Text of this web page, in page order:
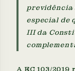
previdência
especial de
III da
A EC 103/